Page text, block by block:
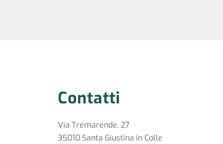
Contatti
Via Tremarende, 27
35010 Santa Giustina in Colle